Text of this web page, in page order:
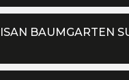
BAUMGARTEN